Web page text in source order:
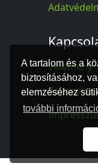
A tartalom és a
biztosításához,
elemzéséhez
további
Vélemény
Kapcsolat